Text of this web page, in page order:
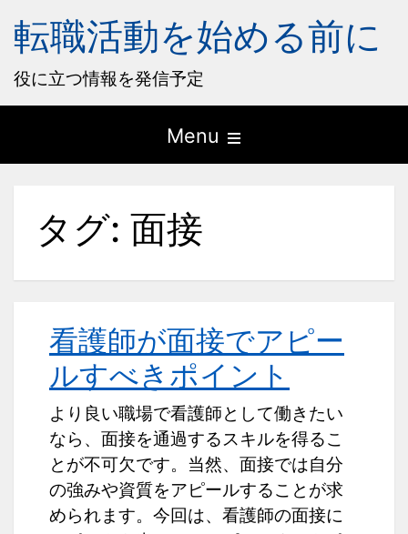
転職活動を始める前に
役に立つ情報を発信予定
Menu
the
タグ: 面接
看護師が面接でアピー
ルすべきポイント
より良い職場で看護師として働きたい
なら、面接を通過するスキルを得るこ
とが不可欠です。当然、面接では自分
の強みや資質をアピールすることが求
められます。今回は、看護師の面接に